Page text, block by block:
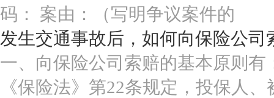
码： 案由：（写明争议案件的
发生交通事故后，如何向保险公司
一、向保险公司索赔的基本原则
《保险法》第22条规定，投保人